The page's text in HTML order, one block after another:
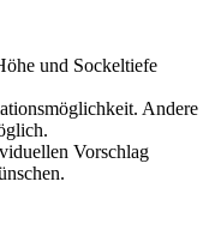
und Sockeltiefe
Andere
Vorschlag